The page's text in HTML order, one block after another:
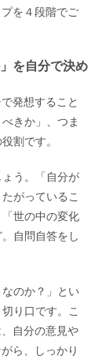
を４段階でご
を自分で決め
発想すること
きか」、つま
割です。
う。「自分が
がっているこ
世の中の変化
自問自答をし
のか？」とい
り口です。こ
自分の意見や
ら、しっかり